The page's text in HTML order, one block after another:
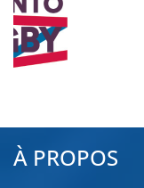
À PROPOS